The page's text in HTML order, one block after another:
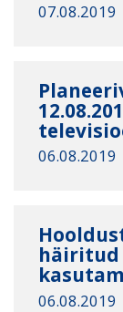
07.08.2019
06.08.2019
häiritud
06.08.2019